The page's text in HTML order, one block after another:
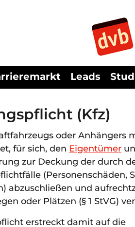
Leads
(Kfz)
oder Anhängers
für sich, den Eigentümer
zur Deckung der durch
(Personenschäden,
abzuschließen und
oder Plätzen (§ 1 StVG)
erstreckt damit auf die